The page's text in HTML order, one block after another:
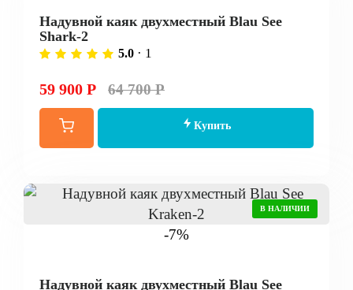
Надувной каяк двухместный Blau See
Shark-2
5.0 · 1
59 900 Р 64 700 Р
Купить
-7%
В НАЛИЧИИ
Надувной каяк двухместный Blau See